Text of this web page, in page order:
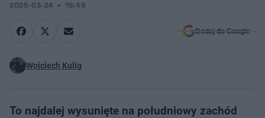
2025-03-24 15:49
Dodaj do Google
Wojciech Kulig
To najdalej wysunięte na południowy zachód